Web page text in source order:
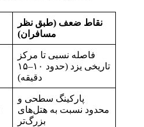
نقاط ضعف (طبق نظر
مسافران)
فاصله نسبی تا مرکز
تاریخی یزد (حدود ۱۰–۱۵
دقیقه)
پارکینگ سطحی و
محدود نسبت به هتل‌های
بزرگ‌تر